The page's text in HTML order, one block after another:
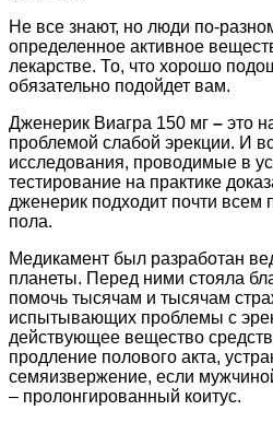
Не все знают, но люди по-
определенное активное
лекарстве. То, что хорошо
обязательно подойдет вам.
Дженерик Виагра 150 мг – это
проблемой слабой эрекции. И
исследования, проводимые в
тестирование на практике
дженерик подходит почти всем
пола.
Медикамент был разработан
планеты. Перед ними стояла
помочь тысячам и тысячам
испытывающих проблемы с
действующее вещество
продление полового акта,
семяизвержение, если
– пролонгированный коитус.